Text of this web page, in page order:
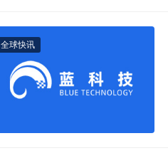
全球快讯